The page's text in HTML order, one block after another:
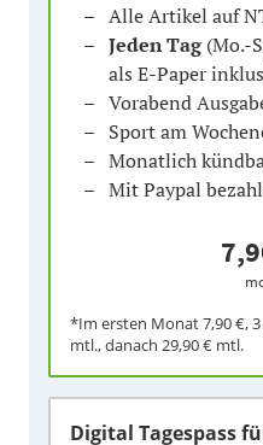
Alle Artikel auf
Jeden Tag(Mo.-
als E-Paper
Vorabend
Sport am
Monatlich
Mit Paypal
*Im ersten Monat7,90 €,
mtl., danach 29,90 € mtl.
Digital Tagespass